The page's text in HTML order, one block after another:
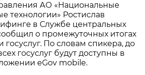
АО «Национальные
технологии» Ростислав
в Службе центральных
о промежуточных итогах
По словам спикера, до
госуслуг будут доступны в
eGov mobile.